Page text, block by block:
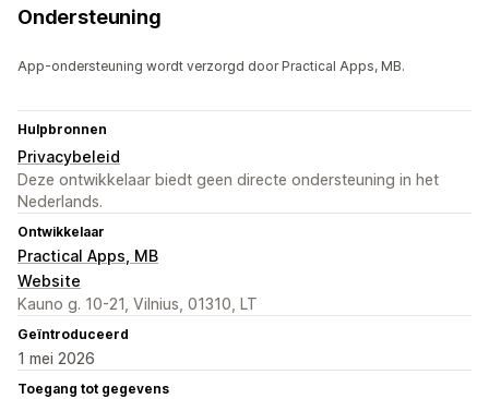
Ondersteuning
App-ondersteuning wordt verzorgd door Practical Apps, MB.
Hulpbronnen
Privacybeleid
Deze ontwikkelaar biedt geen directe ondersteuning in het
Nederlands.
Ontwikkelaar
Practical Apps, MB
Website
Kauno g. 10-21, Vilnius, 01310, LT
Geïntroduceerd
1 mei 2026
Toegang tot gegevens